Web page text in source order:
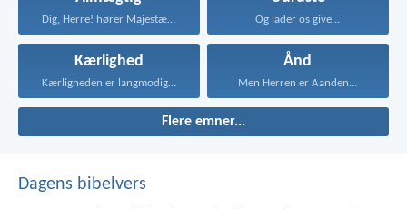
Dig, Herre! hører Majestæt... Og lader os give...
Kærlighed
Kærligheden er langmodig, er...
Ånd
Men Herren er Aanden...
Flere emner...
Dagens bibelvers